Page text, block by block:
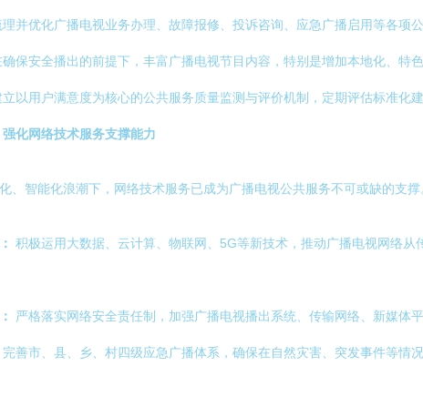
理并优化广播电视业务办理、故障报修、投诉咨询、应急广播启用等各项
确保安全播出的前提下，丰富广播电视节目内容，特别是增加本地化、特
立以用户满意度为核心的公共服务质量监测与评价机制，定期评估标准化
化网络技术服务支撑能力
、智能化浪潮下，网络技术服务已成为广播电视公共服务不可或缺的支
积极运用大数据、云计算、物联网、5G等新技术，推动广播电视网络从
严格落实网络安全责任制，加强广播电视播出系统、传输网络、新媒体
完善市、县、乡、村四级应急广播体系，确保在自然灾害、突发事件等